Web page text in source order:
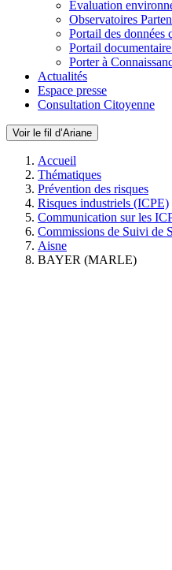
Évaluation
Observatoires
Portail des données
Portail
Porter à
Actualités
Espace presse
Consultation Citoyenne
Voir le fil d’Ariane
Accueil
Thématiques
Prévention des risques
Risques industriels (ICPE)
Communication sur les
Commissions de Suivi de
Aisne
BAYER (MARLE)